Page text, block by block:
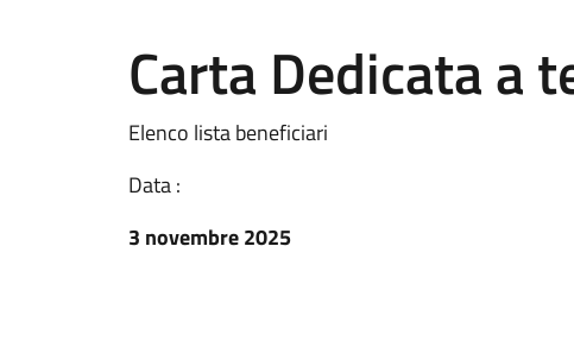
Carta Dedicata a
Elenco lista beneficiari
Data :
3 novembre 2025